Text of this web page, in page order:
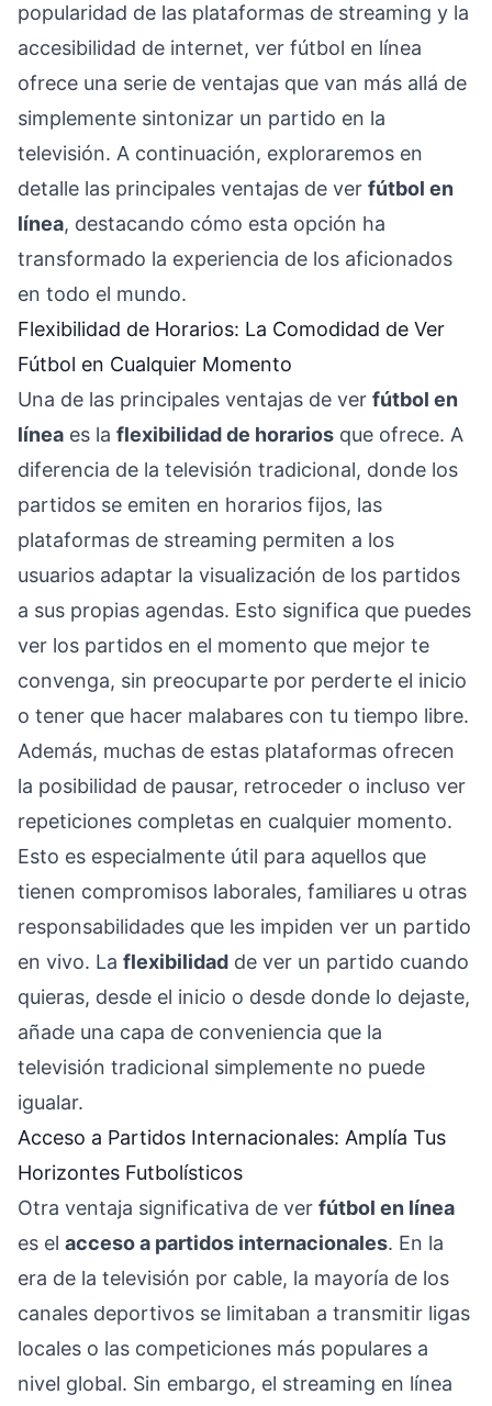
popularidad de las plataformas de streaming y la
accesibilidad de internet, ver fútbol en línea
ofrece una serie de ventajas que van más allá de
simplemente sintonizar un partido en la
televisión. A continuación, exploraremos en
detalle las principales ventajas de ver fútbol en
línea, destacando cómo esta opción ha
transformado la experiencia de los aficionados
en todo el mundo.
Flexibilidad de Horarios: La Comodidad de Ver
Fútbol en Cualquier Momento
Una de las principales ventajas de ver fútbol en
línea es la flexibilidad de horarios que ofrece. A
diferencia de la televisión tradicional, donde los
partidos se emiten en horarios fijos, las
plataformas de streaming permiten a los
usuarios adaptar la visualización de los partidos
a sus propias agendas. Esto significa que puedes
ver los partidos en el momento que mejor te
convenga, sin preocuparte por perderte el inicio
o tener que hacer malabares con tu tiempo libre.
Además, muchas de estas plataformas ofrecen
la posibilidad de pausar, retroceder o incluso ver
repeticiones completas en cualquier momento.
Esto es especialmente útil para aquellos que
tienen compromisos laborales, familiares u otras
responsabilidades que les impiden ver un partido
en vivo. La flexibilidad de ver un partido cuando
quieras, desde el inicio o desde donde lo dejaste,
añade una capa de conveniencia que la
televisión tradicional simplemente no puede
igualar.
Acceso a Partidos Internacionales: Amplía Tus
Horizontes Futbolísticos
Otra ventaja significativa de ver fútbol en línea
es el acceso a partidos internacionales. En la
era de la televisión por cable, la mayoría de los
canales deportivos se limitaban a transmitir ligas
locales o las competiciones más populares a
nivel global. Sin embargo, el streaming en línea